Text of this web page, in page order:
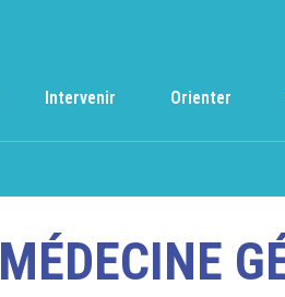
Intervenir Orienter
MÉDECINE